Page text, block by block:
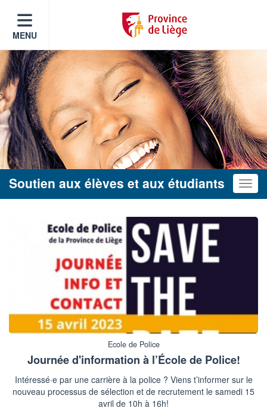
MENU
Soutien aux élèves et aux étudiants
Ecole de Police
Journée d'information à l’École de Police!
Intéressé·e par une carrière à la police ? Viens t’informer sur le
nouveau processus de sélection et de recrutement le samedi 15
avril de 10h à 16h!